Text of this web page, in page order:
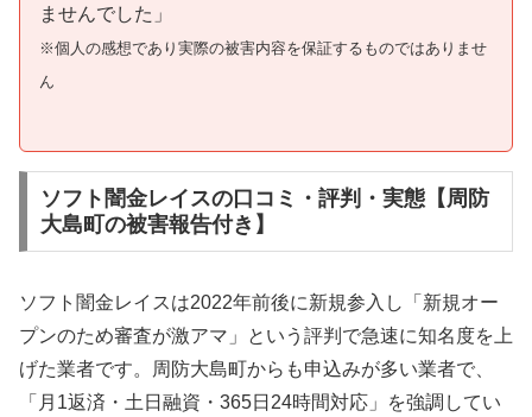
ませんでした」
※個人の感想であり実際の被害内容を保証するものではありませ
ん
ソフト闇金レイスの口コミ・評判・実態【周防
大島町の被害報告付き】
ソフト闇金レイスは2022年前後に新規参入し「新規オー
プンのため審査が激アマ」という評判で急速に知名度を上
げた業者です。周防大島町からも申込みが多い業者で、
「月1返済・土日融資・365日24時間対応」を強調してい